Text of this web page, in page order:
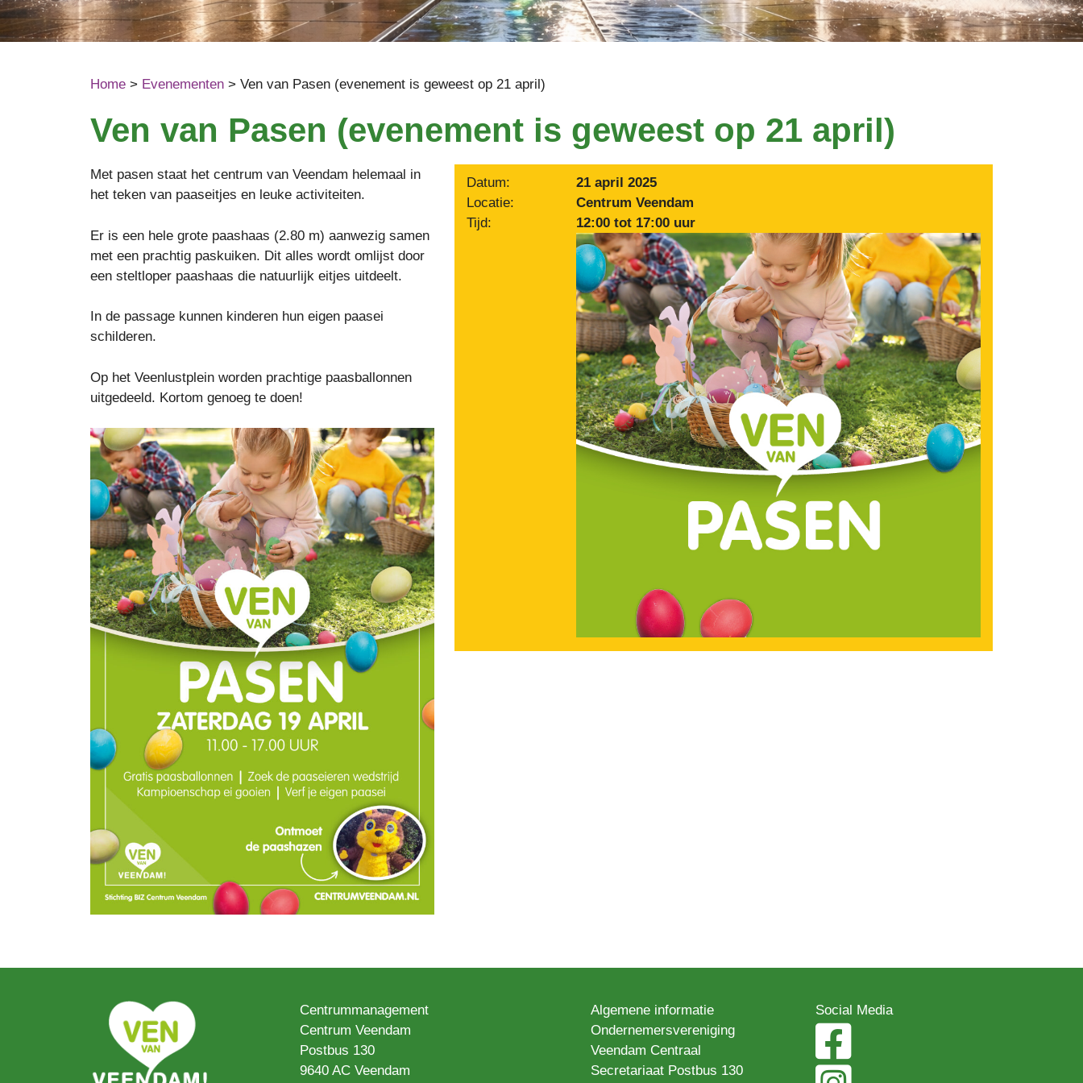
Home > Evenementen > Ven van Pasen (evenement is geweest op 21 april)
Ven van Pasen (evenement is geweest op 21 april)
Met pasen staat het centrum van Veendam helemaal in
het teken van paaseitjes en leuke activiteiten.
Er is een hele grote paashaas (2.80 m) aanwezig samen
met een prachtig paskuiken. Dit alles wordt omlijst door
een steltloper paashaas die natuurlijk eitjes uitdeelt.
In de passage kunnen kinderen hun eigen paasei
schilderen.
Op het Veenlustplein worden prachtige paasballonnen
uitgedeeld. Kortom genoeg te doen!
Datum:
21 april 2025
Locatie:
Centrum Veendam
Tijd:
12:00 tot 17:00 uur
Centrummanagement
Centrum Veendam
Postbus 130
9640 AC Veendam
Algemene informatie
Ondernemersvereniging
Veendam Centraal
Secretariaat Postbus 130
Social Media